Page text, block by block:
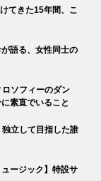
てきた15年間、こ
語る、女性同士の
ソフィーのダン
素直でいること
立して目指した誰
ージック】特設サ